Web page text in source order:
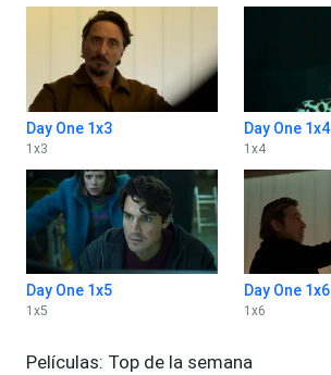
Day One 1x3
1 x3
Day One 1x4
1 x4
Day One 1x5
1 x5
Day One 1x6
1 x6
Películas: Top de la semana